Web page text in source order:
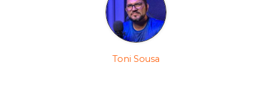
Toni Sousa